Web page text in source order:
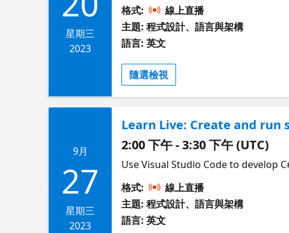
星期三
2023
格式:
線上直播
主題: 程式設計、語言與架構
語言: 英文
隨選檢視
9月
27
星期三
2023
Learn Live: Create and run
2:00 下午 - 3:30 下午 (UTC)
Use Visual Studio Code to develop
格式:
線上直播
主題: 程式設計、語言與架構
語言: 英文